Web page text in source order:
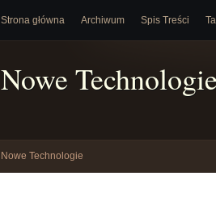
Strona główna Archiwum Spis Treści
Nowe
Nowe Technologie